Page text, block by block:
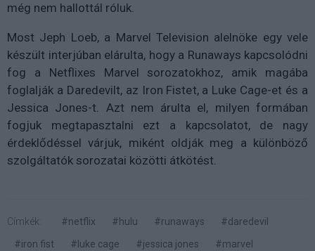
még nem hallottál róluk.
Most Jeph Loeb, a Marvel Television alelnöke egy vele
készült interjúban elárulta, hogy a Runaways kapcsolódni
fog a Netflixes Marvel sorozatokhoz, amik magába
foglalják a Daredevilt, az Iron Fistet, a Luke Cage-et és a
Jessica Jones-t. Azt nem árulta el, milyen formában
fogjuk megtapasztalni ezt a kapcsolatot, de nagy
érdeklődéssel várjuk, miként oldják meg a különböző
szolgáltatók sorozatai közötti átkötést.
Címkék: #netflix #hulu #runaways
#daredevil
#iron fist
#luke cage #jessica jones #marvel